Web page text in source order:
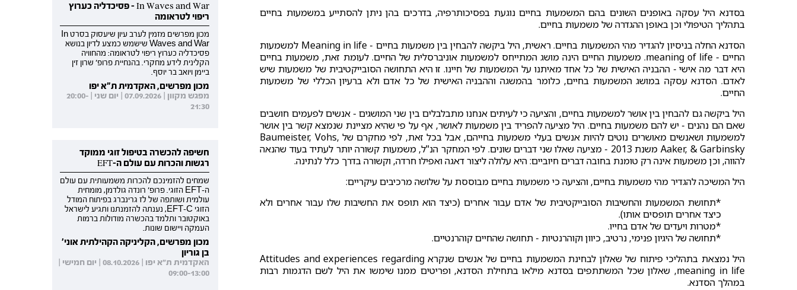
בסדנא היל עסקה באופנים השונים בהם המשמעות בחיים נוגעת בפסיכותרפיה, בדרכים בהן ניתן להסתייע במשמעות בחיים
בתהליך הטיפולי וכן באופן ההגדרה של משמעות בחיים.
הסדנא החלה בניסיון להגדיר מהי המשמעות בחיים. ראשית, היל ביקשה להבחין בין משמעות בחיים - Meaning in life למשמעות
החיים - meaning of life. משמעות החיים הינה מושג המתייחס למשמעות אוניברסלית של החיים. לעומת זאת, משמעות בחיים
היא דבר מה אישי - ההבניה האישית של כל אחד מאיתנו על המשמעות של חיינו. זו היא התחושה הסובייקטיבית של משמעות שיש
לאדם. הסדנא עסקה במושג המשמעות בחיים, כלומר בהמשגה וההבניה האישית של כל אדם ולא ברעיון הכללי של משמעות
החיים.
היל ביקשה גם להבחין בין אושר למשמעות בחיים, והציעה כי לעיתים אנחנו מתבלבלים בין שני המושגים - אנשים לפעמים חושבים
שאם הם נהנים - יש להם משמעות בחיים. היל מציעה להפריד בין משמעות לאושר, אף על פי שהיא מציינת שנמצא קשר בין אושר
למשמעות ושאנשים מאושרים נוטים להיות אנשים בעלי משמעות בחייהם, אבל בכל זאת, לפי מחקרם של Baumeister, Vohs,
Aaker, & Garbinsky משנת 2013 - מציעה שאלו שני דברים שונים. לפי המחקר הנ"ל, משמעות קשורה יותר לעתיד בעוד שהנאה
להווה, וכן משמעות אינה רק טומנת בחובה דברים חיוביים: היא עלולה ליצור דאגה ואפילו חרדה, וקשורה בדרך כלל לנתינה.
היל המשיכה להגדיר מהי משמעות בחיים, והציעה כי משמעות בחיים מבוססת על שלושה מרכיבים עיקריים:
*תחושת המשמעות והחשיבות הסובייקטיבית של אדם עבור אחרים (כיצד הוא תופס את החשיבות שלו עבור אחרים ולא
כיצד אחרים תופסים אותו).
*מטרות ויעדים של אדם בחייו.
*תחושה של היגיון פנימי, נרטיב, כיוון וקוהרנטיות - תחושה שהחיים קוהרנטיים.
היל נמצאת בתהליכי פיתוח של שאלון לבחינת המשמעות בחיים של אנשים שנקרא Attitudes and experiences regarding
meaning in life, שאלון שכל המשתתפים בסדנא מילאו בתחילת הסדנא, ופריטים ממנו שימשו את היל לשם הדגמות רבות
במהלך הסדנא.
In Waves and War - פסיכדליה כערוץ
ריפוי לטראומה
מכון מפרשים מזמין לערב עיון שיעסוק בסרט In
Waves and War שישמש כמצע לדיון בנושא
פסיכדליה כערוץ ריפוי לטראומה: מהחוויה
הקלינית לידע מחקרי. בהנחיית פרופ' שרון זין
ביימן ויואב בר יוסף.
מכון מפרשים, האקדמית ת"א יפו
מפגש מקוון | 07.09.2026 | יום שני | 20:00-
21:30
חשיפה להכשרה בטיפול זוגי ממוקד
רגשות והכרות עם עולם ה-EFT
שמחים להזמינכם להכרות משמעותית עם עולם
ה-EFT הזוגי. פרופ' רונדה גולדמן, מומחית
עולמית ושותפה של לז גרינברג בפיתוח המודל
הזוגי EFT-C, נענתה להזמנתנו ותגיע לישראל
באוקטובר ותלמד בהכשרה מודולות ברמות
העמקה ויישום שונות.
מכון מפרשים, הקליניקה הקהילתית אוני'
בן גוריון
האקדמית ת"א יפו | 08.10.2026 | יום חמישי |
09:00-13:00